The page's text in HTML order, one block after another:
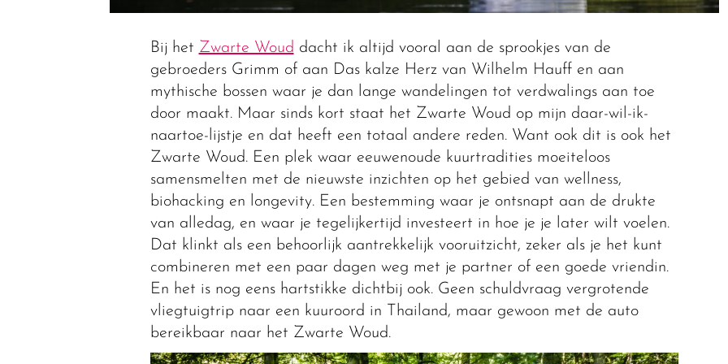
Bij het Zwarte Woud dacht ik altijd vooral aan de sprookjes van de
gebroeders Grimm of aan Das kalze Herz van Wilhelm Hauff en aan
mythische bossen waar je dan lange wandelingen tot verdwalings aan toe
door maakt. Maar sinds kort staat het Zwarte Woud op mijn daar-wil-ik-
naartoe-lijstje en dat heeft een totaal andere reden. Want ook dit is ook het
Zwarte Woud. Een plek waar eeuwenoude kuurtradities moeiteloos
samensmelten met de nieuwste inzichten op het gebied van wellness,
biohacking en longevity. Een bestemming waar je ontsnapt aan de drukte
van alledag, en waar je tegelijkertijd investeert in hoe je je later wilt voelen.
Dat klinkt als een behoorlijk aantrekkelijk vooruitzicht, zeker als je het kunt
combineren met een paar dagen weg met je partner of een goede vriendin.
En het is nog eens hartstikke dichtbij ook. Geen schuldvraag vergrotende
vliegtuigtrip naar een kuuroord in Thailand, maar gewoon met de auto
bereikbaar naar het Zwarte Woud.